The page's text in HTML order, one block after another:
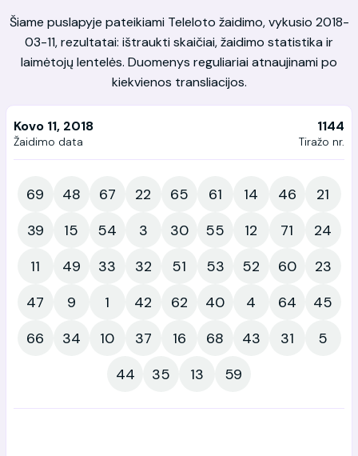
Šiame puslapyje pateikiami Teleloto žaidimo, vykusio 2018-
03-11, rezultatai: ištraukti skaičiai, žaidimo statistika ir
laimėtojų lentelės. Duomenys reguliariai atnaujinami po
kiekvienos transliacijos.
Kovo 11, 2018
Žaidimo data
1144
Tiražo nr.
69 48 67 22 65 61 14 46
21
39
15 54 3 30 55 12 71
24
11
49 33 32 51 53 52 60
23
47
9 1 42 62 40 4 64
45
66
34 10 37 16 68 43 31
5
44
35 13 59